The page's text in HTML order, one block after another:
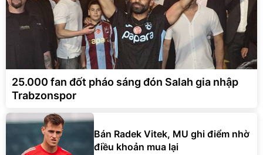
25.000 fan đốt pháo sáng đón Salah gia nhập
Trabzonspor
Bán Radek Vitek, MU ghi điểm nhờ
điều khoản mua lại